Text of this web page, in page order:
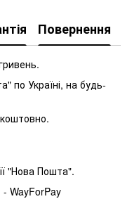
Повернення
по Україні, на будь-
"Нова Пошта".
WayForPay